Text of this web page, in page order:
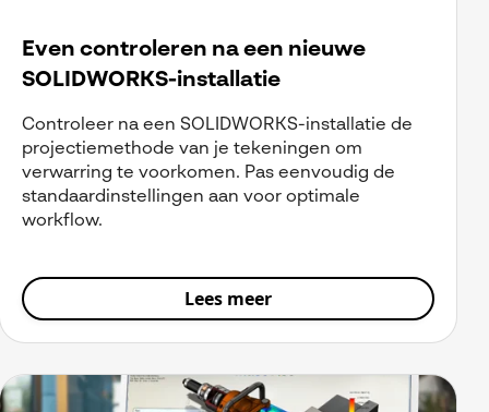
Even controleren na een nieuwe
SOLIDWORKS-installatie
Controleer na een SOLIDWORKS-installatie de
projectiemethode van je tekeningen om
verwarring te voorkomen. Pas eenvoudig de
standaardinstellingen aan voor optimale
workflow.
Lees meer